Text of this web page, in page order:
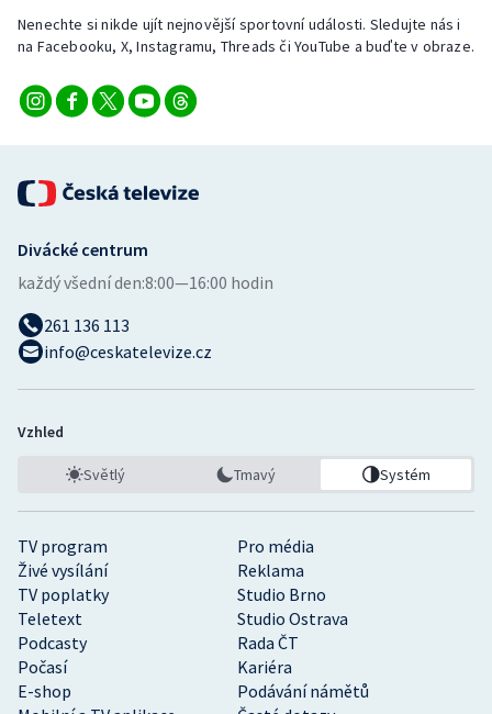
Nenechte si nikde ujít nejnovější sportovní události. Sledujte nás i
na Facebooku, X, Instagramu, Threads či YouTube a buďte v obraze.
TV program
Pro média
Živé vysílání
Reklama
TV poplatky
Studio Brno
Teletext
Studio Ostrava
Podcasty
Rada ČT
Počasí
Kariéra
E-shop
Podávání námětů
Divácké centrum
každý všední den:8:00—16:00 hodin
261 136 113
info@ceskatelevize.cz
Vzhled
Světlý Tmavý Systém